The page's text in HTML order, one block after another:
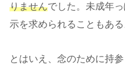
りませんでした。未成年
示を求められることもある
とはいえ、念のために持